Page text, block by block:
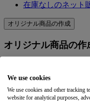
在庫なしのネット
オリジナル商品の作成
オリジナル商品の作
オリジナル商品を
Printfulの品質
デザイン作成ツー
We use cookies
We use cookies and other tracking
website for analytical purposes,